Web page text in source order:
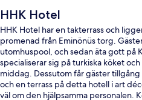
HHK Hotel
HHK Hotel har en takterrass och
promenad från Eminönüs torg.
utomhuspool, och sedan äta gott på
specialiserar sig på turkiska köket
middag. Dessutom får gäster
och en terrass på detta hotell i art
väl om den hjälpsamma personalen.